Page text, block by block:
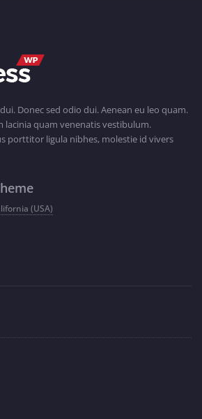
Donec sed odio dui. Aenean eu leo quam.
lacinia quam venenatis vestibulum.
porttitor ligula nibhes, molestie id vivers
(USA)